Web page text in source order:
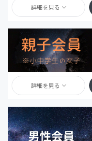
詳細を見る
詳細を見る